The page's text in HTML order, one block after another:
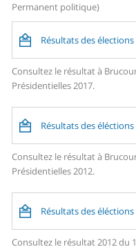
Permanent politique)
Résultats des
Consultez le résultat à
Présidentielles 2017.
Résultats des
Consultez le résultat à
Présidentielles 2012.
Résultats des
Consultez le résultat 2012 du